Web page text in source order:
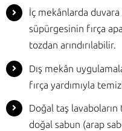
İç mekânlarda
süpürgesinin fırça
tozdan arındırılabilir.
Dış mekân
fırça yardımıyla
Doğal taş
doğal sabun (arap